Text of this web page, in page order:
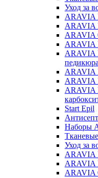
Уход за
ARAVIA
ARAVIA
ARAVIA
ARAVIA
ARAVIA
педикюра
ARAVIA
ARAVIA
ARAVIA
Start Epil
Наборы
Уход за
ARAVIA
ARAVIA
ARAVIA